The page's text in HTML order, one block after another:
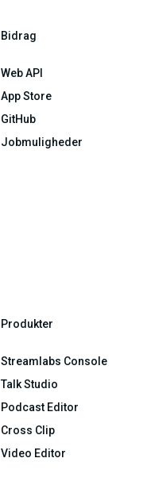
Bidrag
Web API
App Store
GitHub
Jobmuligheder
Produkter
Streamlabs Console
Talk Studio
Podcast Editor
Cross Clip
Video Editor